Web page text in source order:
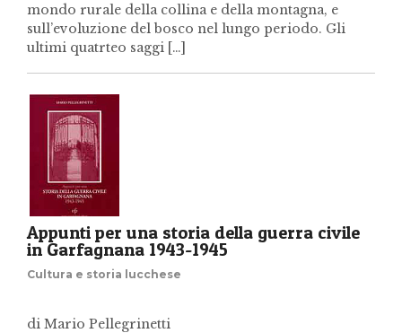
mondo rurale della collina e della montagna, e
sull’evoluzione del bosco nel lungo periodo. Gli
ultimi quatrteo saggi […]
Appunti per una storia della guerra civile
in Garfagnana 1943-1945
Cultura e storia lucchese
di Mario Pellegrinetti